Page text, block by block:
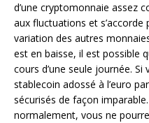
d’une cryptomonnaie assez
aux fluctuations et
variation des autres
est en baisse, il est possible
cours d’une seule journée. Si
stablecoin adossé à l’euro
sécurisés de façon
normalement, vous ne